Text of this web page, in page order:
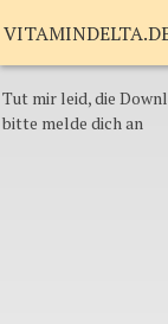
Tut mir leid, die
bitte melde dich an